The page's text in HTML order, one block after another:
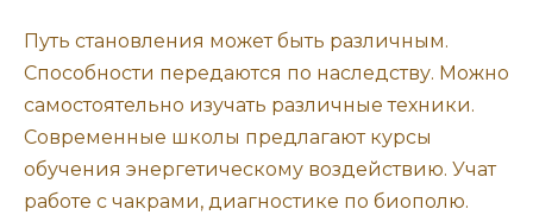
Путь становления может быть различным.
Способности передаются по наследству. Можно
самостоятельно изучать различные техники.
Современные школы предлагают курсы
обучения энергетическому воздействию. Учат
работе с чакрами, диагностике по биополю.